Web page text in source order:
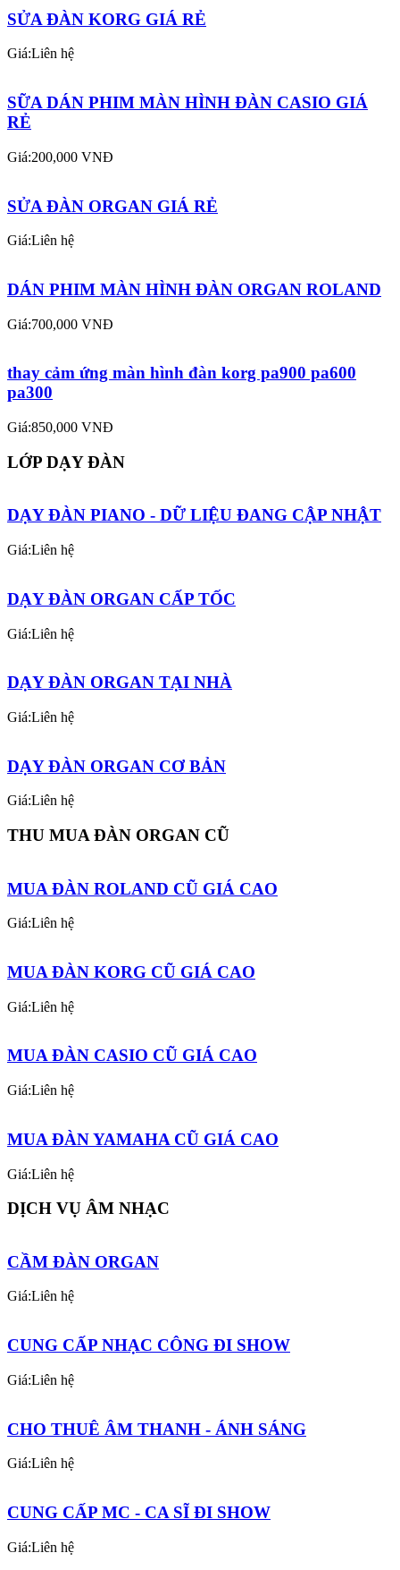
SỬA ĐÀN KORG GIÁ RẺ
Giá:Liên hệ
SỮA DÁN PHIM MÀN HÌNH ĐÀN CASIO GIÁ
RẺ
Giá:200,000 VNĐ
SỬA ĐÀN ORGAN GIÁ RẺ
Giá:Liên hệ
DÁN PHIM MÀN HÌNH ĐÀN ORGAN ROLAND
Giá:700,000 VNĐ
thay cảm ứng màn hình đàn korg pa900 pa600
pa300
Giá:850,000 VNĐ
LỚP DẠY ĐÀN
DẠY ĐÀN PIANO - DỮ LIỆU ĐANG CẬP NHẬT
Giá:Liên hệ
DẠY ĐÀN ORGAN CẤP TỐC
Giá:Liên hệ
DẠY ĐÀN ORGAN TẠI NHÀ
Giá:Liên hệ
DẠY ĐÀN ORGAN CƠ BẢN
Giá:Liên hệ
THU MUA ĐÀN ORGAN CŨ
MUA ĐÀN ROLAND CŨ GIÁ CAO
Giá:Liên hệ
MUA ĐÀN KORG CŨ GIÁ CAO
Giá:Liên hệ
MUA ĐÀN CASIO CŨ GIÁ CAO
Giá:Liên hệ
MUA ĐÀN YAMAHA CŨ GIÁ CAO
Giá:Liên hệ
DỊCH VỤ ÂM NHẠC
CẦM ĐÀN ORGAN
Giá:Liên hệ
CUNG CẤP NHẠC CÔNG ĐI SHOW
Giá:Liên hệ
CHO THUÊ ÂM THANH - ÁNH SÁNG
Giá:Liên hệ
CUNG CẤP MC - CA SĨ ĐI SHOW
Giá:Liên hệ